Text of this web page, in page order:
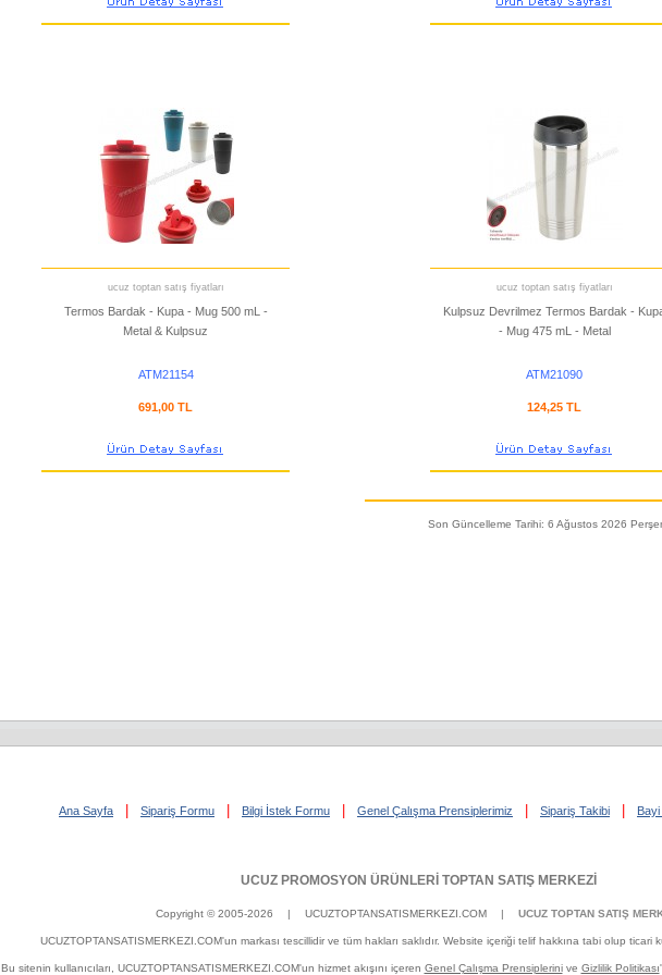
ucuz toptan satış fiyatları
Termos Bardak - Kupa - Mug 500 mL -
Metal & Kulpsuz
ATM21154
691,00 TL
ucuz toptan satış fiyatları
Kulpsuz Devrilmez Termos Bardak -
- Mug 475 mL - Metal
ATM21090
124,25 TL
Son Güncelleme Tarihi: 6 Ağustos 2026
Ana Sayfa Sipariş Formu Bilgi İstek Formu Genel Çalışma Prensiplerimiz Sipariş Takibi
UCUZ PROMOSYON ÜRÜNLERİ TOPTAN SATIŞ MERKEZİ
Copyright © 2005-2026 | UCUZTOPTANSATISMERKEZI.COM | UCUZ TOPTAN SATIŞ
UCUZTOPTANSATISMERKEZI.COM'un markası tescillidir ve tüm hakları saklıdır. Website içeriği telif hakkına tabi olup ticari
Bu sitenin kullanıcıları, UCUZTOPTANSATISMERKEZI.COM'un hizmet akışını içeren Genel Çalışma Prensiplerinive Gizlilik Politikası